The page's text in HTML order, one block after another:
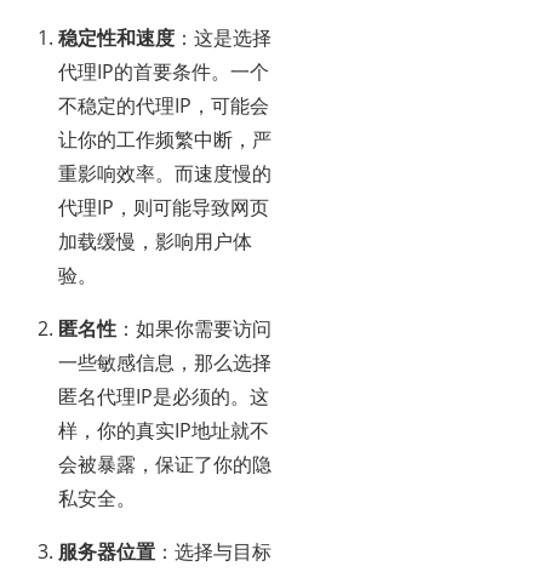
稳定性和速度 ：这是选择
代理IP的首要条件。一个
不稳定的代理IP，可能会
让你的工作频繁中断，严
重影响效率。而速度慢的
代理IP，则可能导致网页
加载缓慢，影响用户体
验。
匿名性 ：如果你需要访问
一些敏感信息，那么选择
匿名代理IP是必须的。这
样，你的真实IP地址就不
会被暴露，保证了你的隐
私安全。
服务器位置 ：选择与目标